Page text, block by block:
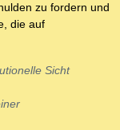
zu fordern und
die auf
Sicht